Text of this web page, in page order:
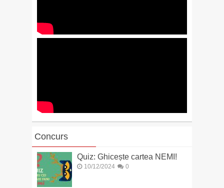
Concurs
Quiz: Ghicește cartea NEMI!
10/12/2024 0